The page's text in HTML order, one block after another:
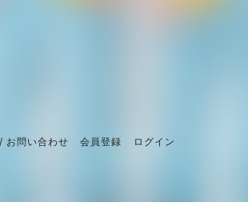
お問い合わせ 会員登録 ログイン